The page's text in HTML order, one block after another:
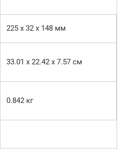
225 x 32 x 148 мм
33.01 x 22.42 x 7.57 см
0.842 кг